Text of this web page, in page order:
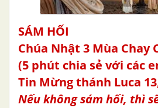
SÁM HỐI
Chúa Nhật 3 Mùa Chay
(5 phút chia sẻ với các
Tin Mừng thánh Luca
Nếu không sám hối, thì